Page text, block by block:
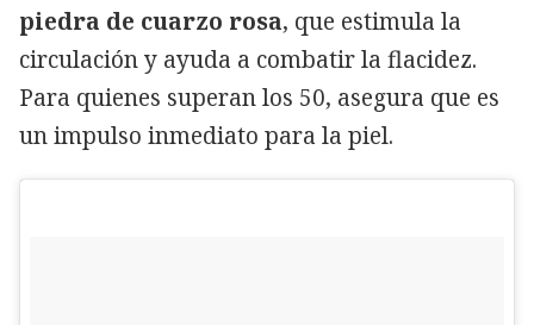
piedra de cuarzo rosa, que estimula la
circulación y ayuda a combatir la flacidez.
Para quienes superan los 50, asegura que es
un impulso inmediato para la piel.